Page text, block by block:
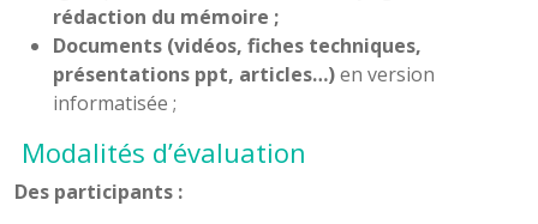
rédaction du mémoire ;
Documents (vidéos, fiches techniques,
présentations ppt, articles…)en version
informatisée ;
Modalités d’évaluation
Des participants :